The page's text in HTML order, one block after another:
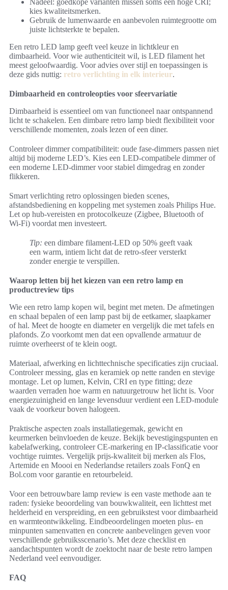
Nadeel: goedkope varianten missen soms een hoge CRI;
kies kwaliteitsmerken.
Gebruik de lumenwaarde en aanbevolen ruimtegrootte om
juiste lichtsterkte te bepalen.
Een retro LED lamp geeft veel keuze in lichtkleur en
dimbaarheid. Voor wie authenticiteit wil, is LED filament het
meest geloofwaardig. Voor advies over stijl en toepassingen is
deze gids nuttig: retro verlichting in elk interieur.
Dimbaarheid en controleopties voor sfeervariatie
Dimbaarheid is essentieel om van functioneel naar ontspannend
licht te schakelen. Een dimbare retro lamp biedt flexibiliteit voor
verschillende momenten, zoals lezen of een diner.
Controleer dimmer compatibiliteit: oude fase-dimmers passen niet
altijd bij moderne LED’s. Kies een LED-compatibele dimmer of
een moderne LED-dimmer voor stabiel dimgedrag en zonder
flikkeren.
Smart verlichting retro oplossingen bieden scenes,
afstandsbediening en koppeling met systemen zoals Philips Hue.
Let op hub-vereisten en protocolkeuze (Zigbee, Bluetooth of
Wi‑Fi) voordat men investeert.
Tip: een dimbare filament-LED op 50% geeft vaak
een warm, intiem licht dat de retro-sfeer versterkt
zonder energie te verspillen.
Waarop letten bij het kiezen van een retro lamp en
productreview tips
Wie een retro lamp kopen wil, begint met meten. De afmetingen
en schaal bepalen of een lamp past bij de eetkamer, slaapkamer
of hal. Meet de hoogte en diameter en vergelijk die met tafels en
plafonds. Zo voorkomt men dat een opvallende armatuur de
ruimte overheerst of te klein oogt.
Materiaal, afwerking en lichttechnische specificaties zijn cruciaal.
Controleer messing, glas en keramiek op nette randen en stevige
montage. Let op lumen, Kelvin, CRI en type fitting; deze
waarden verraden hoe warm en natuurgetrouw het licht is. Voor
energiezuinigheid en lange levensduur verdient een LED-module
vaak de voorkeur boven halogeen.
Praktische aspecten zoals installatiegemak, gewicht en
keurmerken beïnvloeden de keuze. Bekijk bevestigingspunten en
kabelafwerking, controleer CE-markering en IP-classificatie voor
vochtige ruimtes. Vergelijk prijs-kwaliteit bij merken als Flos,
Artemide en Moooi en Nederlandse retailers zoals FonQ en
Bol.com voor garantie en retourbeleid.
Voor een betrouwbare lamp review is een vaste methode aan te
raden: fysieke beoordeling van bouwkwaliteit, een lichttest met
helderheid en verspreiding, en een gebruikstest voor dimbaarheid
en warmteontwikkeling. Eindbeoordelingen moeten plus- en
minpunten samenvatten en concrete aanbevelingen geven voor
verschillende gebruiksscenario’s. Met deze checklist en
aandachtspunten wordt de zoektocht naar de beste retro lampen
Nederland veel eenvoudiger.
FAQ